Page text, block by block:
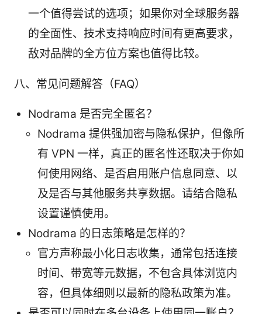
一个值得尝试的选项；如果你对全球服务器
的全面性、技术支持响应时间有更高要求，
敌对品牌的全方位方案也值得比较。
八、常见问题解答（FAQ）
Nodrama 是否完全匿名？
Nodrama 提供强加密与隐私保护，但像所
有 VPN 一样，真正的匿名性还取决于你如
何使用网络、是否启用账户信息同意、以
及是否与其他服务共享数据。请结合隐私
设置谨慎使用。
Nodrama 的日志策略是怎样的？
官方声称最小化日志收集，通常包括连接
时间、带宽等元数据，不包含具体浏览内
容，但具体细则以最新的隐私政策为准。